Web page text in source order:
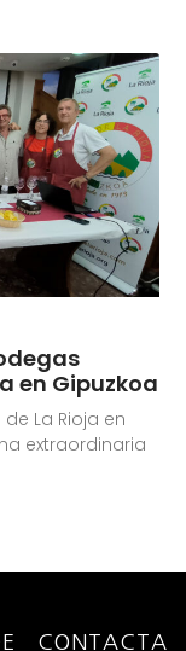
en Gipuzkoa
La Rioja en
extraordinaria
CONTACTA